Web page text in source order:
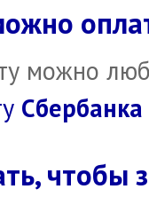
можно
Сбербанка
чтобы